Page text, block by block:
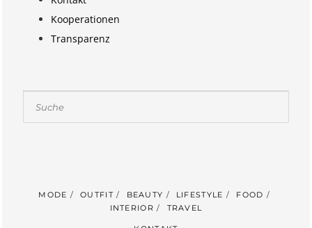
Kooperationen
Transparenz
MODE OUTFIT BEAUTY LIFESTYLE
FOOD
INTERIOR
TRAVEL